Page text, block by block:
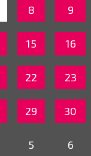
8 9
15 16
22 23
29 30
5 6